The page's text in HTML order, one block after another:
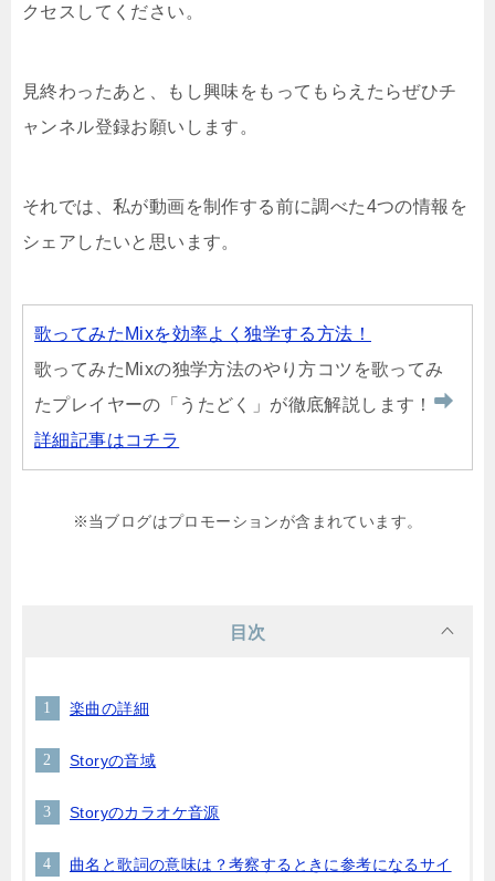
クセスしてください。
見終わったあと、もし興味をもってもらえたらぜひチ
ャンネル登録お願いします。
それでは、私が動画を制作する前に調べた4つの情報を
シェアしたいと思います。
歌ってみたMixを効率よく独学する方法！
歌ってみたMixの独学方法のやり方コツを歌ってみ
たプレイヤーの「うたどく」が徹底解説します！
詳細記事はコチラ
※当ブログはプロモーションが含まれています。
目次
楽曲の詳細
Storyの音域
Storyのカラオケ音源
曲名と歌詞の意味は？考察するときに参考になるサイ